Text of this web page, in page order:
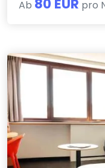
Ab 80 EUR pro